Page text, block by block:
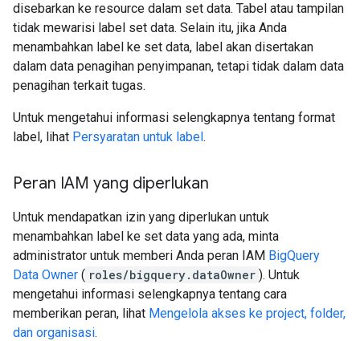
disebarkan ke resource dalam set data. Tabel atau tampilan
tidak mewarisi label set data. Selain itu, jika Anda
menambahkan label ke set data, label akan disertakan
dalam data penagihan penyimpanan, tetapi tidak dalam data
penagihan terkait tugas.
Untuk mengetahui informasi selengkapnya tentang format
label, lihat Persyaratan untuk label.
Peran IAM yang diperlukan
Untuk mendapatkan izin yang diperlukan untuk
menambahkan label ke set data yang ada, minta
administrator untuk memberi Anda peran IAM BigQuery
Data Owner ( roles/bigquery.dataOwner ). Untuk
mengetahui informasi selengkapnya tentang cara
memberikan peran, lihat Mengelola akses ke project, folder,
dan organisasi.